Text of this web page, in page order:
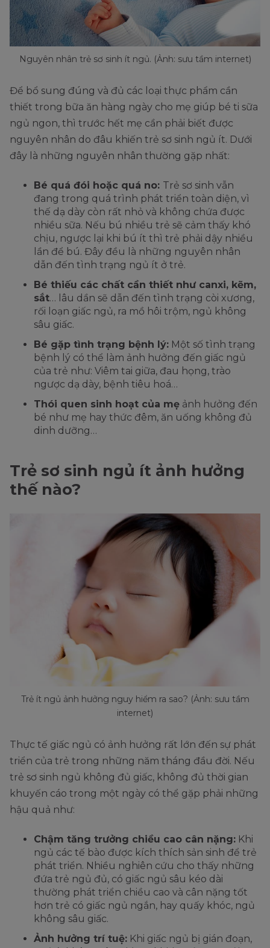
Nguyên nhân trẻ sơ sinh ít ngủ. (Ảnh: sưu tầm internet)
Để bổ sung đúng và đủ các loại thực phẩm cần
thiết trong bữa ăn hàng ngày cho mẹ giúp bé ti sữa
ngủ ngon, thì trước hết mẹ cần phải biết được
nguyên nhân do đâu khiến trẻ sơ sinh ngủ ít. Dưới
đây là những nguyên nhân thường gặp nhất:
Bé quá đói hoặc quá no: Trẻ sơ sinh vẫn
đang trong quá trình phát triển toàn diện, vì
thế dạ dày còn rất nhỏ và không chứa được
nhiều sữa. Nếu bú nhiều trẻ sẽ cảm thấy khó
chịu, ngược lại khi bú ít thì trẻ phải dậy nhiều
lần để bú. Đây đều là những nguyên nhân
dẫn đến tình trạng ngủ ít ở trẻ.
Bé thiếu các chất cần thiết như canxi, kẽm,
sắt… lâu dần sẽ dẫn đến tình trạng còi xương,
rối loạn giấc ngủ, ra mồ hôi trộm, ngủ không
sâu giấc.
Bé gặp tình trạng bệnh lý: Một số tình trạng
bệnh lý có thể làm ảnh hưởng đến giấc ngủ
của trẻ như: Viêm tai giữa, đau họng, trào
ngược dạ dày, bệnh tiêu hoá…
Thói quen sinh hoạt của mẹ ảnh hưởng đến
bé như mẹ hay thức đêm, ăn uống không đủ
dinh dưỡng…
Trẻ sơ sinh ngủ ít ảnh hưởng
thế nào?
Trẻ ít ngủ ảnh hưởng nguy hiểm ra sao? (Ảnh: sưu tầm
internet)
Thực tế giấc ngủ có ảnh hưởng rất lớn đến sự phát
triển của trẻ trong những năm tháng đầu đời. Nếu
trẻ sơ sinh ngủ không đủ giấc, không đủ thời gian
khuyến cáo trong một ngày có thể gặp phải những
hậu quả như:
Chậm tăng trưởng chiều cao cân nặng: Khi
ngủ các tế bào được kích thích sản sinh để trẻ
phát triển. Nhiều nghiên cứu cho thấy những
đứa trẻ ngủ đủ, có giấc ngủ sâu kéo dài
thường phát triển chiều cao và cân nặng tốt
hơn trẻ có giấc ngủ ngắn, hay quấy khóc, ngủ
không sâu giấc.
Ảnh hưởng trí tuệ: Khi giấc ngủ bị gián đoạn,